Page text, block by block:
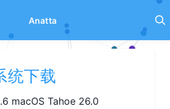
Anatta
统下载
macOS Tahoe 26.0